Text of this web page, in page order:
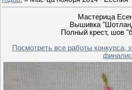
Мастерица
Вышивка
Полный крест, шов
Посмотреть все работы конкурса,